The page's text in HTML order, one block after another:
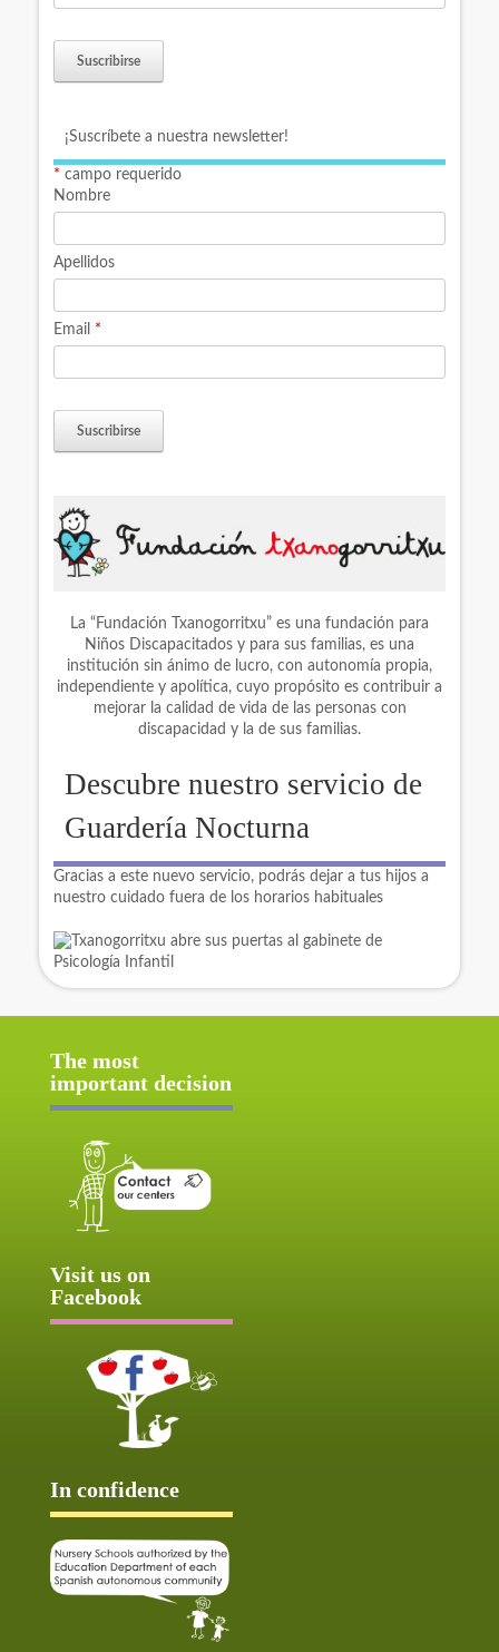
¡Suscríbete a nuestra newsletter!
* campo requerido
Nombre
Apellidos
Email *
La “Fundación Txanogorritxu” es una fundación para
Niños Discapacitados y para sus familias, es una
institución sin ánimo de lucro, con autonomía propia,
independiente y apolítica, cuyo propósito es contribuir a
mejorar la calidad de vida de las personas con
discapacidad y la de sus familias.
Descubre nuestro servicio de
Guardería Nocturna
Gracias a este nuevo servicio, podrás dejar a tus hijos a
nuestro cuidado fuera de los horarios habituales
The most
important decision
Visit us on
Facebook
In confidence